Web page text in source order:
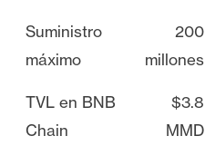
Suministro
máximo
200
millones
TVL en BNB
Chain
$3.8
MMD